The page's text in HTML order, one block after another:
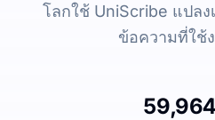
โลกใช้ UniScribe แปลง
ข้อความที่ใช้